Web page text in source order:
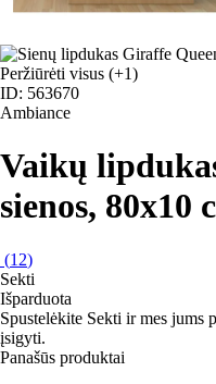
Peržiūrėti visus (+1)
ID: 563670
Ambiance
Vaikų
sienos, 80x10
(12)
Sekti
Išparduota
Spustelėkite Sekti ir mes jums
įsigyti.
Panašūs produktai